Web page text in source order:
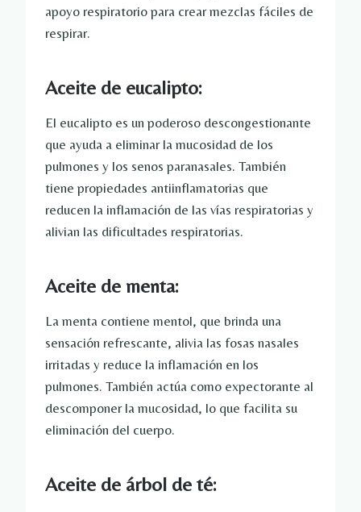
apoyo respiratorio para crear mezclas fáciles de
respirar.
Aceite de eucalipto:
El eucalipto es un poderoso descongestionante
que ayuda a eliminar la mucosidad de los
pulmones y los senos paranasales. También
tiene propiedades antiinflamatorias que
reducen la inflamación de las vías respiratorias y
alivian las dificultades respiratorias.
Aceite de menta:
La menta contiene mentol, que brinda una
sensación refrescante, alivia las fosas nasales
irritadas y reduce la inflamación en los
pulmones. También actúa como expectorante al
descomponer la mucosidad, lo que facilita su
eliminación del cuerpo.
Aceite de árbol de té: